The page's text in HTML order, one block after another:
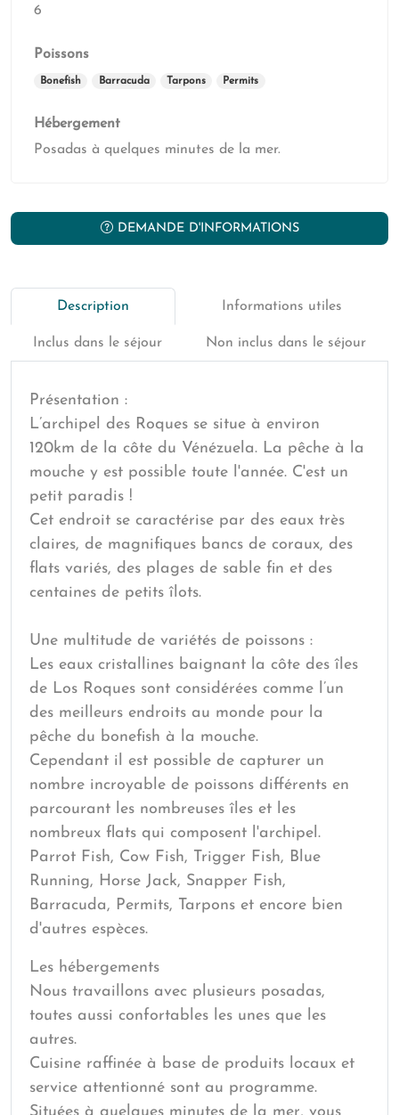
6
Poissons
Bonefish Barracuda Tarpons Permits
Hébergement
Posadas à quelques minutes de la mer.
DEMANDE D'INFORMATIONS
Description Informations utiles
Inclus dans le séjour Non inclus dans le séjour
Présentation :
L’archipel des Roques se situe à environ
120km de la côte du Vénézuela. La pêche à la
mouche y est possible toute l'année. C'est un
petit paradis !
Cet endroit se caractérise par des eaux très
claires, de magnifiques bancs de coraux, des
flats variés, des plages de sable fin et des
centaines de petits îlots.
Une multitude de variétés de poissons :
Les eaux cristallines baignant la côte des îles
de Los Roques sont considérées comme l’un
des meilleurs endroits au monde pour la
pêche du bonefish à la mouche.
Cependant il est possible de capturer un
nombre incroyable de poissons différents en
parcourant les nombreuses îles et les
nombreux flats qui composent l'archipel.
Parrot Fish, Cow Fish, Trigger Fish, Blue
Running, Horse Jack, Snapper Fish,
Barracuda, Permits, Tarpons et encore bien
d'autres espèces.
Les hébergements
Nous travaillons avec plusieurs posadas,
toutes aussi confortables les unes que les
autres.
Cuisine raffinée à base de produits locaux et
service attentionné sont au programme.